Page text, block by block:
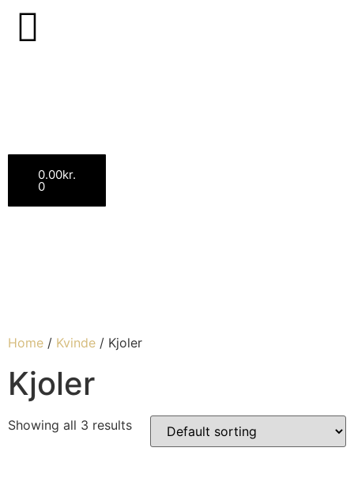
0.00kr.
0
Home / Kvinde / Kjoler
Kjoler
Showing all 3 results